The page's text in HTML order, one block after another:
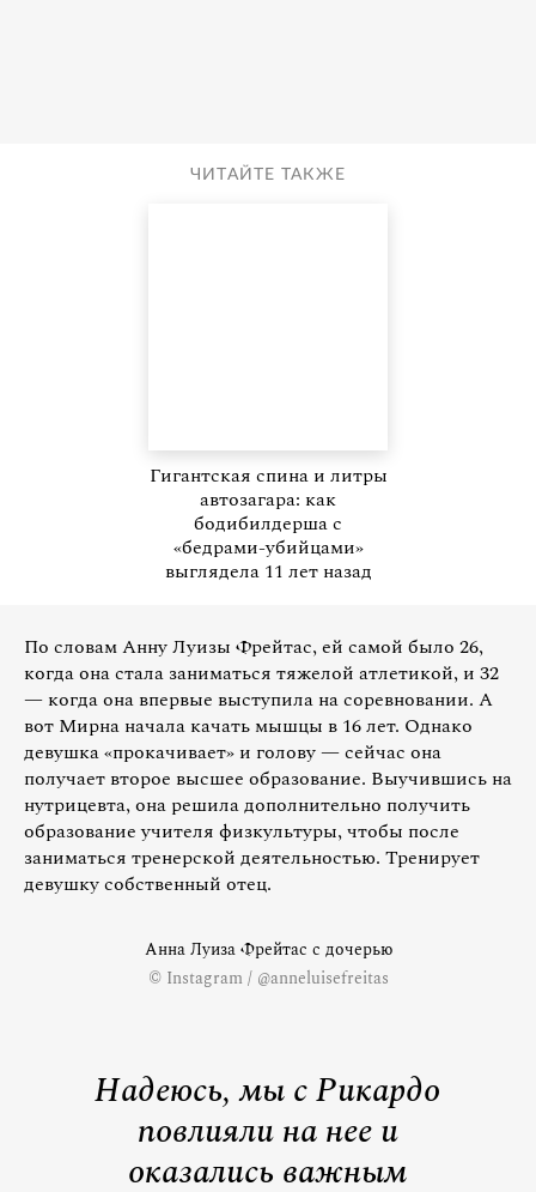
ЧИТАЙТЕ ТАКЖЕ
Гигантская спина и литры
автозагара: как
бодибилдерша с
«бедрами-убийцами»
выглядела 11 лет назад
По словам Анну Луизы Фрейтас, ей самой было 26,
когда она стала заниматься тяжелой атлетикой, и 32
— когда она впервые выступила на соревновании. А
вот Мирна начала качать мышцы в 16 лет. Однако
девушка «прокачивает» и голову — сейчас она
получает второе высшее образование. Выучившись на
нутрицевта, она решила дополнительно получить
образование учителя физкультуры, чтобы после
заниматься тренерской деятельностью. Тренирует
девушку собственный отец.
Анна Луиза Фрейтас с дочерью
© Instagram / @anneluisefreitas
Надеюсь, мы с Рикардо
повлияли на нее и
оказались важным